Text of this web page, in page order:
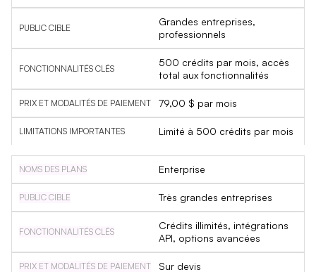
Grandes entreprises,
professionnels
500 crédits par mois, accès
total aux fonctionnalités
79,00 $ par mois
Limité à 500 crédits par mois
Enterprise
Très grandes entreprises
Crédits illimités, intégrations
API, options avancées
Sur devis